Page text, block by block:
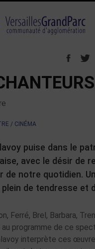
/ CINÉMA
puise dans le
avec le désir de
de notre quotidien.
de tendresse et
Ferré, Brel, Barbara,
au programme de ce
interprète ces